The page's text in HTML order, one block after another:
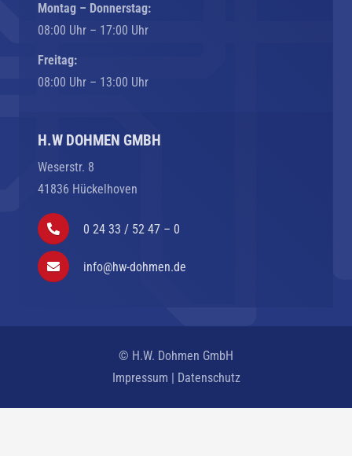
Montag – Donnerstag:
08:00 Uhr – 17:00 Uhr
Freitag:
08:00 Uhr – 13:00 Uhr
H.W DOHMEN GMBH
Weserstr. 8
41836 Hückelhoven
0 24 33 / 52 47 – 0
info@hw-dohmen.de
© H.W. Dohmen GmbH
Impressum
Datenschutz